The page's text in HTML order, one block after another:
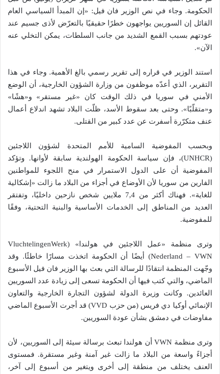
الحكومة. وجاء في نص الوزير فان فيل: «إن المبدأ السياسي العام
القائل إن السوريين يواجهون خطرًا حقيقيًا بالتعرّض لأذى جسيم عند
عودتهم بسبب القمع الشديد من جانب السلطات، يمكن التخلي عنه
الآن».
استند الوزير في قراره إلى تقرير رسمي بالغ الأهمية. وجاء في هذا
التقرير، الذي أعدّه موظفون من وزارة الشؤون الخارجية، أن الوضع
الأمني في سوريا في ذلك الوقت كان «غير مستقر» و«هشًا»
و«متقلّبًا». وحتى بعد سقوط الأسد، ظلّت البلاد تشهد اندلاع أعمال
عنف متكرّرة أسفرت عن عدد كبير من القتلى.
وبحسب المفوضية السامية للأمم المتحدة لشؤون اللاجئين
(UNHCR)، فإن سياسة الحكومة الهولندية سابقة لأوانها. وتؤكد
المفوضية أن على الدول الاستمرار في منح اللجوء للمواطنين
الفارين من سوريا لأن الأوضاع في أجزاء من البلاد ما زالت «إشكالية
للغاية». فهناك أكثر من 7,4 ملايين شخص نازحين داخليًا، وتفتقر
العديد من المناطق إلى الخدمات الأساسية والبنية التحتية، وفقًا
للمفوضية.
وترى منظمة «عمل اللاجئين في هولندا» (VluchtelingenWerk
Nederland – VWN) أيضًا أن الحكومة اتخذت مسارًا خاطئًا. وقد
وجّهت المنظمة انتقادًا للرسالة التي بعث بها الوزير فان فيل الأسبوع
الماضي، والتي كتب فيها أن الحكومة تسعى إلى زيادة عدد السوريين
العائدين. وكانت وزيرة الدولة لشؤون التجارة الخارجية والتعاون
الإنمائي أوكيا دي فريس (من حزب VVD) قد أجرت الأسبوع الماضي
مفاوضات في دمشق بشأن عودة السوريين.
وترى منظمة VWN أن هولندا تبعث برسالة سيئة إلى السوريين، لأن
أجزاءً واسعة من البلاد ما زالت غير آمنة وغير مستقرة. فمستوى
العنف يختلف من منطقة إلى أخرى ويتغير من أسبوع إلى آخر،